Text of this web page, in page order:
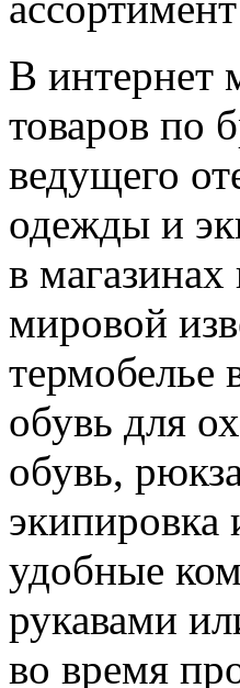
В интернет
товаров по
ведущего
одежды и
в магазинах
мировой
термобелье
обувь для
обувь,
удобные
рукавами
во время